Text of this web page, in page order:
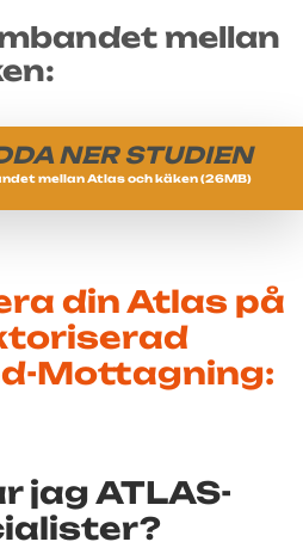
mellan
NER STUDIEN
mellan Atlas och käken (26MB)
din Atlas på
Mottagning:
jag ATLAS-